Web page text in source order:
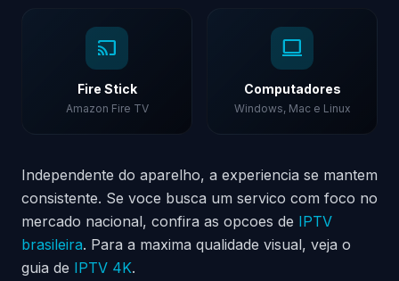
cast
Fire Stick
Amazon Fire TV
computer
Computadores
Windows, Mac e Linux
Independente do aparelho, a experiencia se mantem
consistente. Se voce busca um servico com foco no
mercado nacional, confira as opcoes de IPTV
brasileira. Para a maxima qualidade visual, veja o
guia de IPTV 4K.